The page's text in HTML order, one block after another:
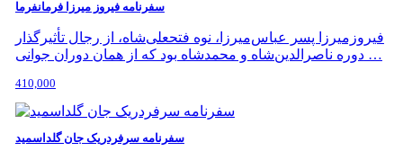
سفرنامه فیروز میرزا فرمانفرما
فیروزمیرزا پسر عباس‌میرزا، نوه فتحعلی‌شاه، از رجال تأثیرگذار
دوره ناصرالدین‌شاه و محمدشاه بود که از همان دوران جوانی …
410,000
سفرنامه سرفردریک جان گلداسمید